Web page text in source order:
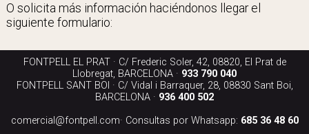
O solicita más información haciéndonos llegar el
siguiente formulario:
FONTPELL EL PRAT · C/ Frederic Soler, 42, 08820, El Prat de
Llobregat, BARCELONA · 933 790 040
FONTPELL SANT BOI · C/ Vidal i Barraquer, 28, 08830 Sant Boi,
BARCELONA · 936 400 502
comercial@fontpell.com· Consultas por Whatsapp: 685 36 48 60